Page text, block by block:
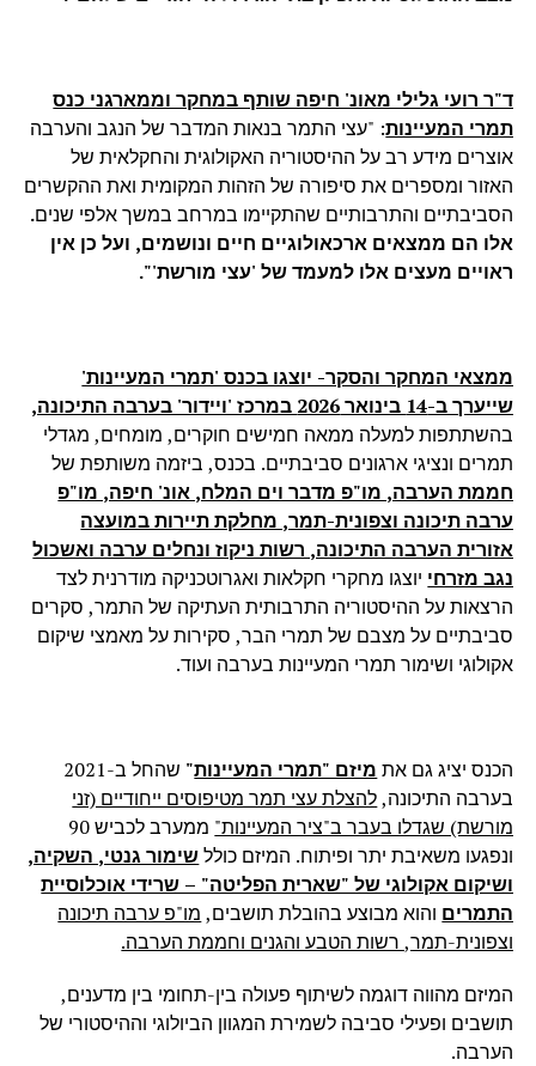
ד"ר רועי גלילי מאונ' חיפה שותף במחקר וממארגני כנס
תמרי המעיינות: "עצי התמר בנאות המדבר של הנגב והערבה
אוצרים מידע רב על ההיסטוריה האקולוגית והחקלאית של
האזור ומספרים את סיפורה של הזהות המקומית ואת ההקשרים
הסביבתיים והתרבותיים שהתקיימו במרחב במשך אלפי שנים.
אלו הם ממצאים ארכאולוגיים חיים ונושמים, ועל כן אין
ראויים מעצים אלו למעמד של 'עצי מורשת'".
ממצאי המחקר והסקר- יוצגו בכנס 'תמרי המעיינות'
שייערך ב-14 בינואר 2026 במרכז 'ויידור' בערבה התיכונה,
בהשתתפות למעלה ממאה חמישים חוקרים, מומחים, מגדלי
תמרים ונציגי ארגונים סביבתיים. בכנס, ביזמה משותפת של
חממת הערבה, מו"פ מדבר וים המלח, אונ' חיפה, מו"פ
ערבה תיכונה וצפונית-תמר, מחלקת תיירות במועצה
אזורית הערבה התיכונה, רשות ניקוז ונחלים ערבה ואשכול
נגב מזרחי יוצגו מחקרי חקלאות ואגרוטכניקה מודרנית לצד
הרצאות על ההיסטוריה התרבותית העתיקה של התמר, סקרים
סביבתיים על מצבם של תמרי הבר, סקירות על מאמצי שיקום
אקולוגי ושימור תמרי המעיינות בערבה ועוד.
הכנס יציג גם את מיזם "תמרי המעיינות"
שהחל ב-2021
בערבה התיכונה,להצלת עצי תמר מטיפוסים ייחודיים (זני
מורשת) שגדלו בעבר ב"ציר המעיינות"
ממערב לכביש 90
ונפגעו משאיבת יתר ופיתוח. המיזם כוללשימור גנטי, השקיה,
ושיקום אקולוגי של "שארית הפליטה" – שרידי אוכלוסיית
התמרים והוא מבוצע בהובלת תושבים, מו"פ ערבה תיכונה
וצפונית-תמר, רשות הטבע והגנים וחממת הערבה.
המיזם מהווה דוגמה לשיתוף פעולה בין-תחומי בין מדענים,
תושבים ופעילי סביבה לשמירת המגוון הביולוגי וההיסטורי של
הערבה.